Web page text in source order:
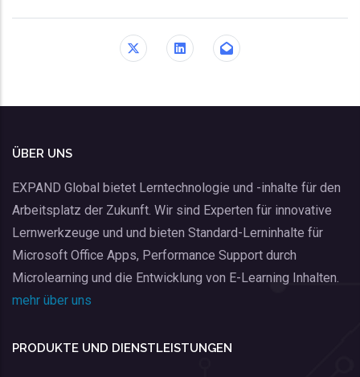
ÜBER UNS
EXPAND Global bietet Lerntechnologie und -inhalte für den
Arbeitsplatz der Zukunft. Wir sind Experten für innovative
Lernwerkzeuge und und bieten Standard-Lerninhalte für
Microsoft Office Apps, Performance Support durch
Microlearning und die Entwicklung von E-Learning Inhalten.
mehr über uns
PRODUKTE UND DIENSTLEISTUNGEN